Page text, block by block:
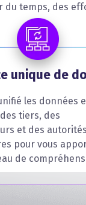
du temps, des
unique de
les données
tiers, des
et des autorités
pour vous
de